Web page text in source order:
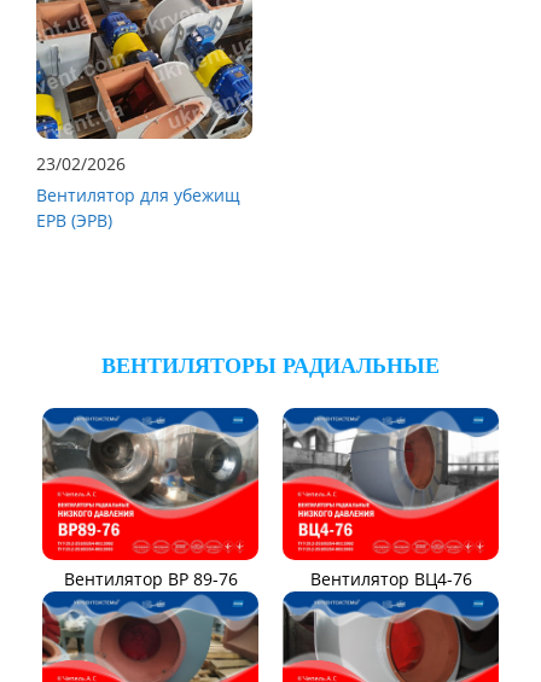
23/02/2026
Вентилятор для убежищ
ЕРВ (ЭРВ)
ВЕНТИЛЯТОРЫ РАДИАЛЬНЫЕ
Вентилятор ВР 89-76 Вентилятор ВЦ4-76